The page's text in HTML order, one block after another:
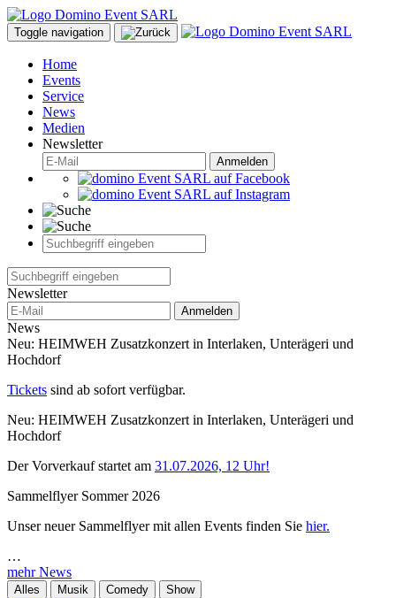
Toggle navigation
Home
Events
Service
News
Medien
Newsletter
Anmelden
Newsletter
Anmelden
News
Neu: HEIMWEH Zusatzkonzert in Interlaken, Unterägeri und
Hochdorf
Tickets sind ab sofort verfügbar.
Neu: HEIMWEH Zusatzkonzert in Interlaken, Unterägeri und
Hochdorf
Der Vorverkauf startet am 31.07.2026, 12 Uhr!
Sammelflyer Sommer 2026
Unser neuer Sammelflyer mit allen Events finden Sie hier.
…
mehr News
Alles Musik Comedy Show